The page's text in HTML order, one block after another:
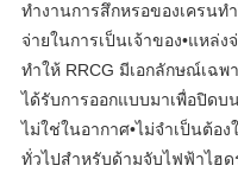
ส่วน
ตัว
ทำงานการสึกหรอของเครนท
จ่ายในการเป็นเจ้าของ•แหล่
ทำให้ RRCG มีเอกลักษณ์เฉพ
ได้รับการออกแบบมาเพื่อปิด
ไม่ใช่ในอากาศ•ไม่จำเป็นต้อ
ทั่วไปสำหรับด้ามจับไฟฟ้าไฮ